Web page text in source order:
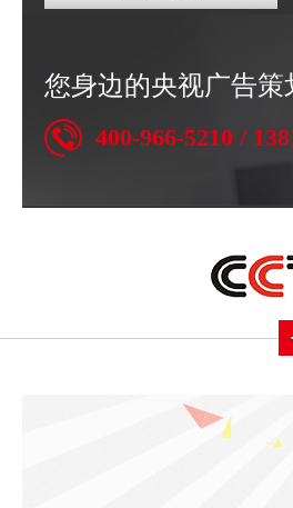
您身边的央视广告策
400-966-5210 /